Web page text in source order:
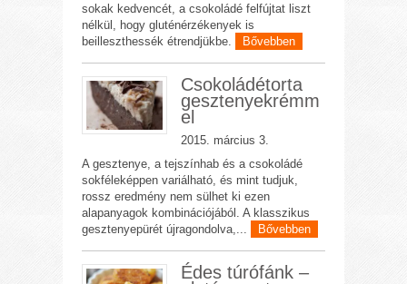
sokak kedvencét, a csokoládé felfújtat liszt
nélkül, hogy gluténérzékenyek is
beilleszthessék étrendjükbe.
Bővebben
Csokoládétorta
gesztenyekrémm
el
2015. március 3.
A gesztenye, a tejszínhab és a csokoládé
sokféleképpen variálható, és mint tudjuk,
rossz eredmény nem sülhet ki ezen
alapanyagok kombinációjából. A klasszikus
gesztenyepürét újragondolva,...
Bővebben
Édes túrófánk –